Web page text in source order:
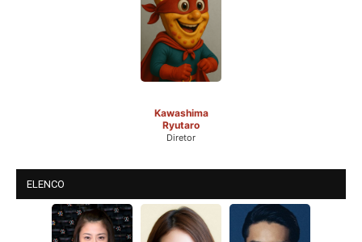
Kawashima
Ryutaro
Diretor
ELENCO